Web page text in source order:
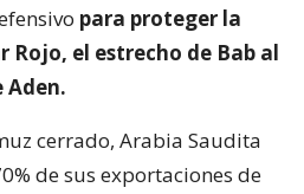
para proteger la
Rojo, el estrecho de Bab al
Aden.
cerrado, Arabia Saudita
de sus exportaciones de